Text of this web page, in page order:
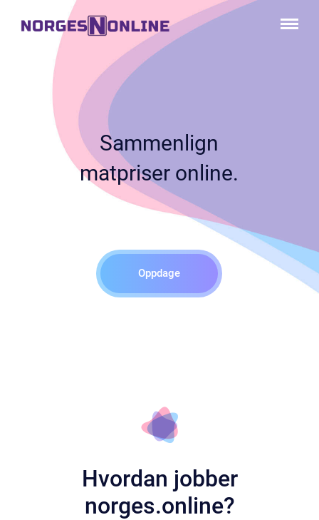
Sammenlign
matpriser online.
Overvåk prisen
på favorittprodukter.
Hvordan jobber
norges.online?